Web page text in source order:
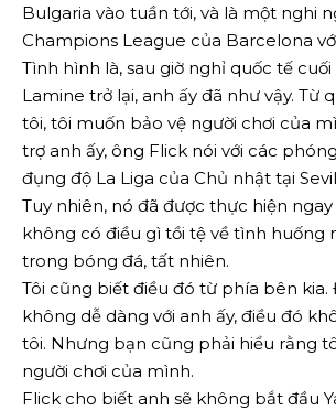
Bulgaria vào tuần tới, và là một nghi
Champions League của Barcelona
Tình hình là, sau giờ nghỉ quốc tế
Lamine trở lại, anh ấy đã như vậy. Từ
tôi, tôi muốn bảo vệ người chơi của
trợ anh ấy, ông Flick nói với các
đụng độ La Liga của Chủ nhật tại
Tuy nhiên, nó đã được thực hiện ngay
không có điều gì tồi tệ về tình huống
trong bóng đá, tất nhiên.
Tôi cũng biết điều đó từ phía bên kia.
không dễ dàng với anh ấy, điều đó
tôi. Nhưng bạn cũng phải hiểu rằng
người chơi của mình.
Flick cho biết anh sẽ không bắt đầu